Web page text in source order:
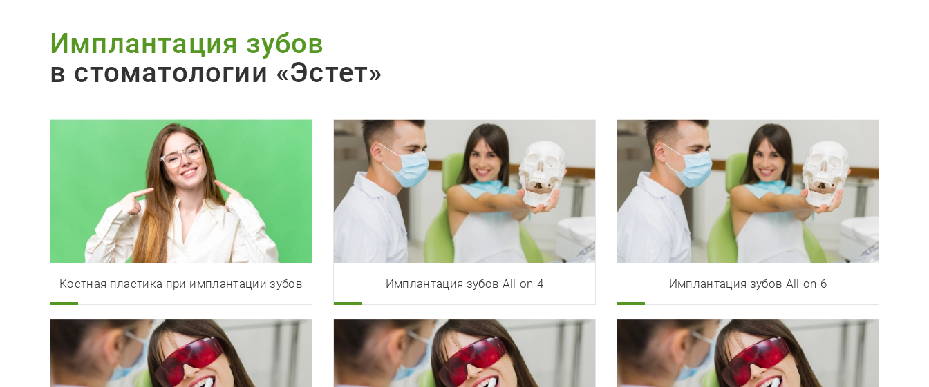
Имплантация зубов
в стоматологии «Эстет»
Костная пластика при имплантации зубов Имплантация зубов All-on-4 Имплантация зубов All-on-6